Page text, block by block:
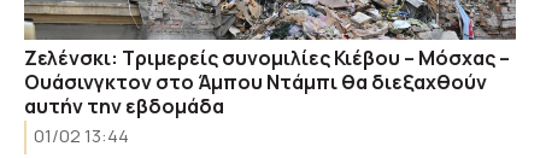
Ζελένσκι: Τριμερείς συνομιλίες Κιέβου – Μόσχας –
Ουάσινγκτον στο Άμπου Ντάμπι θα διεξαχθούν
αυτήν την εβδομάδα
01/02 13:44